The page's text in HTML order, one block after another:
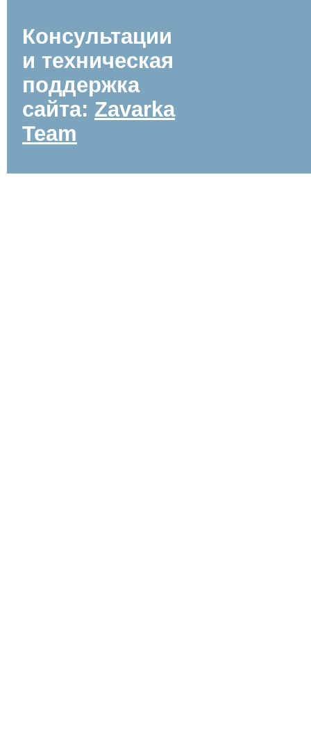
Консультации
и техническая
поддержка
сайта: Zavarka
Team